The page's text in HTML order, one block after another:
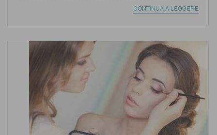
CONTINUA A LEGGERE